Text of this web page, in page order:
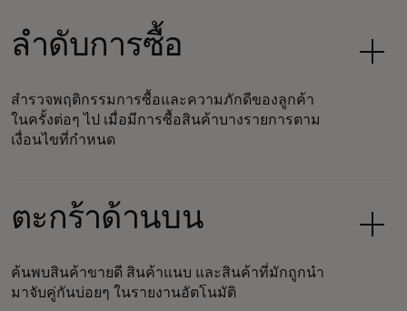
ลำดับการซื้อ
สำรวจพฤติกรรมการซื้อและความภักดีของลูกค้า
ในครั้งต่อๆ ไป เมื่อมีการซื้อสินค้าบางรายการตาม
เงื่อนไขที่กำหนด
ตะกร้าด้านบน
ค้นพบสินค้าขายดี สินค้าแนบ และสินค้าที่มักถูกนำ
มาจับคู่กันบ่อยๆ ในรายงานอัตโนมัติ